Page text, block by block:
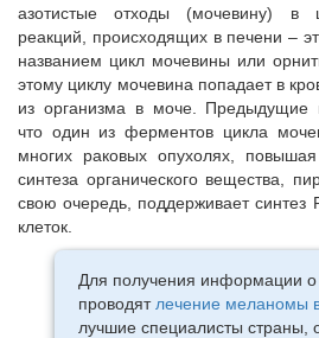
азотистые отходы (мочевину) в
реакций, происходящих в печени –
названием цикл мочевины или
этому циклу мочевина попадает в
из организма в моче. Предыдущие
что один из ферментов цикла
многих раковых опухолях,
синтеза органического вещества,
свою очередь, поддерживает
клеток.
Для получения информации о
проводят лечение меланомы
лучшие специалисты страны,